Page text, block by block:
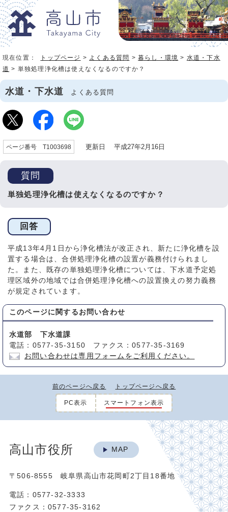
現在位置： トップページ > よくある質問 >暮らし・環境 > 水道・下水
道 > 単独処理浄化槽は使えなくなるのですか？
水道・下水道 よくある質問
ページ番号 T1003698 更新日 平成27年2月16日
質問
単独処理浄化槽は使えなくなるのですか？
回答
平成13年4月1日から浄化槽法が改正され、新たに浄化槽を設
置する場合は、合併処理浄化槽の設置が義務付けられまし
た。また、既存の単独処理浄化槽については、下水道予定処
理区域外の地域では合併処理浄化槽への設置換えの努力義務
が規定されています。
このページに関する お問い合わせ
水道部 下水道課
電話：0577-35-3150 ファクス：0577-35-3169
お問い合わせは専用フォームをご利用ください。
前のページへ戻る トップページへ戻る
PC表示 スマートフォン表示
高山市役所 MAP
〒506-8555 岐阜県高山市花岡町2丁目18番地
電話：0577-32-3333
ファクス：0577-35-3162